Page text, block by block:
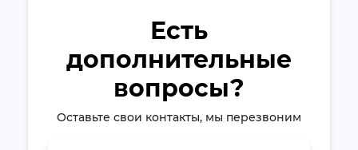
Есть
дополнительные
вопросы?
Оставьте свои контакты, мы перезвоним